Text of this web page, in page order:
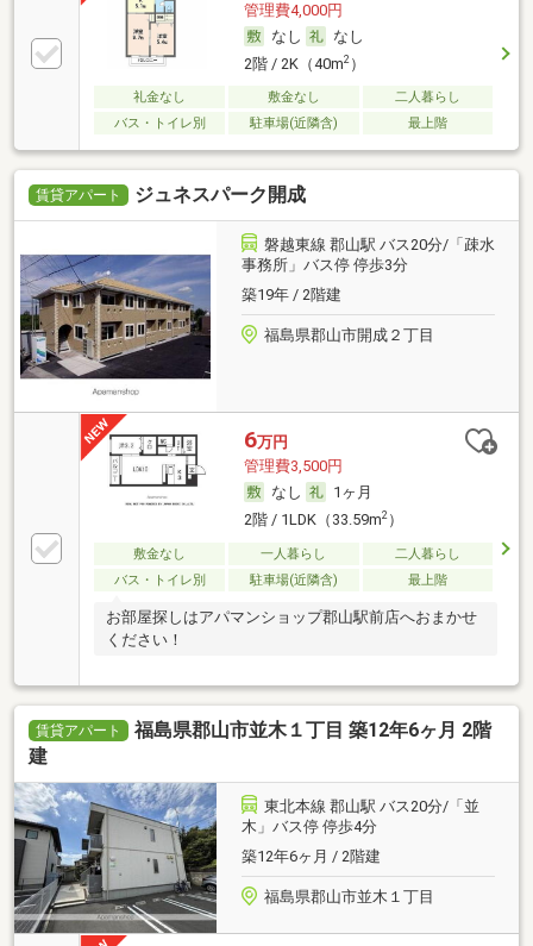
管理費4,000円
なし
なし
2階 / 2K（40m2）
礼金なし 敷金なし
二人暮らし
バス・トイレ別
駐車場(近隣含) 最上階
賃貸アパート ジュネスパーク開成
磐越東線 郡山駅 バス20分/「疎水
事務所」バス停 停歩3分
築19年 / 2階建
福島県郡山市開成２丁目
6万円
管理費3,500円
なし
1ヶ月
2階 / 1LDK（33.59m2）
敷金なし 一人暮らし
二人暮らし
バス・トイレ別
駐車場(近隣含) 最上階
お部屋探しはアパマンショップ郡山駅前店へおまかせ
ください！
賃貸アパート
福島県郡山市並木１丁目 築12年6ヶ月 2階
建
東北本線 郡山駅 バス20分/「並
木」バス停 停歩4分
築12年6ヶ月 / 2階建
福島県郡山市並木１丁目